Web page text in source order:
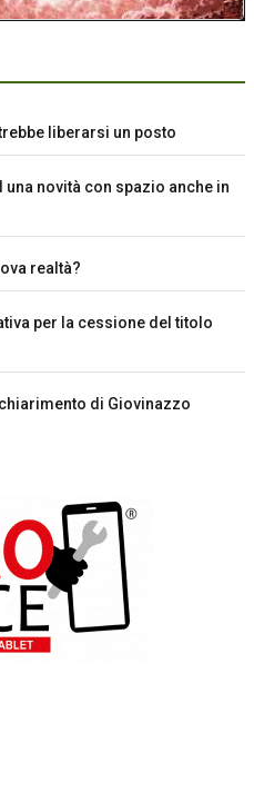
liberarsi un posto
una novità con spazio anche in
realtà?
per la cessione del titolo
di Giovinazzo